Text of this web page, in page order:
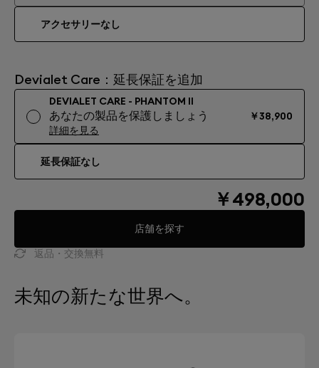
アクセサリーなし
Devialet Care：延長保証を追加
DEVIALET CARE - PHANTOM II
あなたの製品を保護しましょう
詳細を見る
￥38,900
延長保証なし
￥498,000
店舗を探す
返品・交換無料
未知の新たな世界へ。